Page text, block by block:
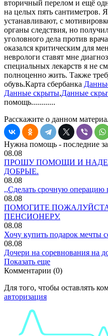
вторичный перелом и ещё
на целых пять сантиметров.
устанавливают, с
органы следствия, но
уголовного дела против
оказался критическим для
неврологи ставят мне
специальных лекарств я не
полноценно жить. Также
обувь.Карта сбербанка
Данные скрыты,Данные
помощь............
Расскажите о данном
Нужна помощь - последние
08.08
ПРОШУ ПОМОЩИ И
ДОБРЫЕ.
08.08
,,Сделать срочную операцию
08.08
ПОМОГИТЕ
ПЕНСИОНЕРУ.
08.08
Хочу купить подарок мечты
08.08
Дочери на соревнования на
Показать еще
Комментарии (0)
Для того, чтобы оставлять
авторизация